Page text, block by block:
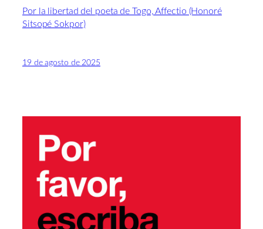
Por la libertad del poeta de Togo, Affectio (Honoré
Sitsopé Sokpor)
19 de agosto de 2025